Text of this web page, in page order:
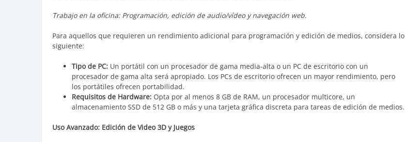
Trabajo en la oficina: Programación, edición de audio/vídeo y navegación web.
Para aquellos que requieren un rendimiento adicional para programación y edición de medios, considera lo
siguiente:
Tipo de PC: Un portátil con un procesador de gama media-alta o un PC de escritorio con un
procesador de gama alta será apropiado. Los PCs de escritorio ofrecen un mayor rendimiento, pero
los portátiles ofrecen portabilidad.
Requisitos de Hardware: Opta por al menos 8 GB de RAM, un procesador multicore, un
almacenamiento SSD de 512 GB o más y una tarjeta gráfica discreta para tareas de edición de medios.
Uso Avanzado: Edición de Video 3D y Juegos